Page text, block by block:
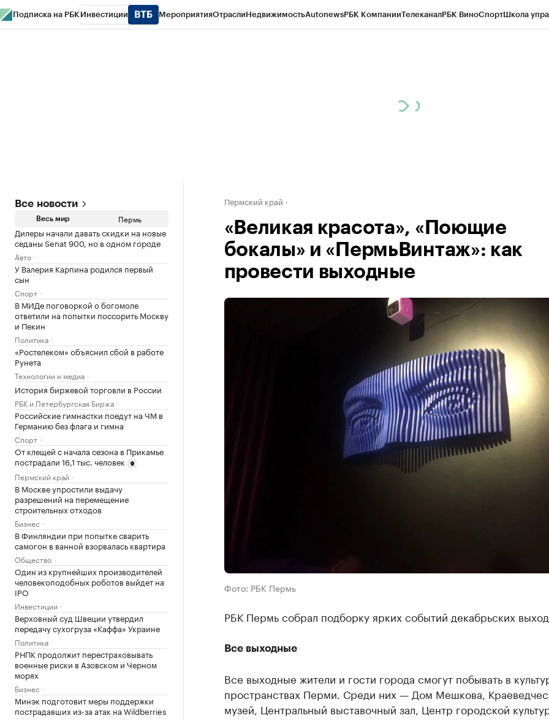
Подписка на РБК Инвестиции МероприятияОтраслиНедвижимостьAutonewsРБК КомпанииТелеканалРБК ВиноСпортШкола
Все новости
Весь мир Пермь
Дилеры начали давать скидки на новые
седаны Senat 900, но в одном городе
Авто
У Валерия Карпина родился первый
сын
Спорт
В МИДе поговоркой о богомоле
ответили на попытки поссорить Москву
и Пекин
Политика
«Ростелеком» объяснил сбой в работе
Рунета
Технологии и медиа
История биржевой торговли в России
РБК и Петербургская Биржа
Российские гимнастки поедут на ЧМ в
Германию без флага и гимна
Спорт
От клещей с начала сезона в Прикамье
пострадали 16,1 тыс. человек
Пермский край
В Москве упростили выдачу
разрешений на перемещение
строительных отходов
Бизнес
В Финляндии при попытке сварить
самогон в ванной взорвалась квартира
Общество
Один из крупнейших производителей
человекоподобных роботов выйдет на
IPO
Инвестиции
Верховный суд Швеции утвердил
передачу сухогруза «Каффа» Украине
Политика
РНПК продолжит перестраховывать
военные риски в Азовском и Черном
морях
Бизнес
Минэк подготовит меры поддержки
пострадавших из-за атак на Wildberries
Пермский край
«Великая красота», «Поющие
бокалы» и «ПермьВинтаж»: как
провести выходные
Фото: РБК Пермь
РБК Пермь собрал подборку ярких событий декабрьских
Все выходные
Все выходные жители и гости города смогут побывать в
пространствах Перми. Среди них — Дом Мешкова,
музей, Центральный выставочный зал, Центр городской